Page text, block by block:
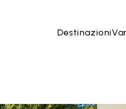
Destinazioni